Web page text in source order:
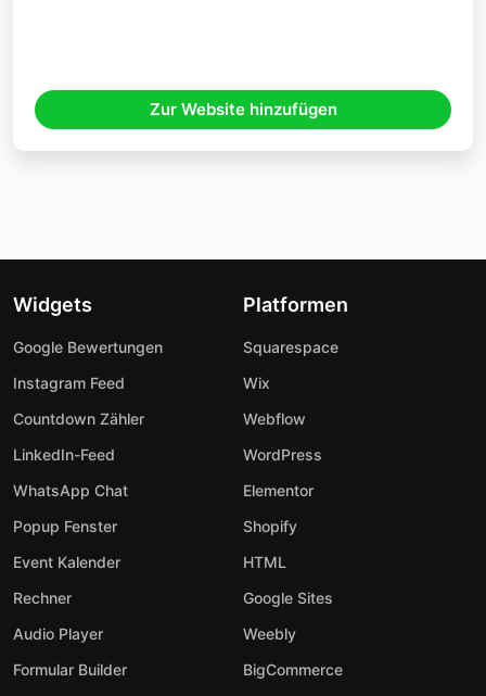
Zur Website hinzufügen
Widgets
Google Bewertungen
Instagram Feed
Countdown Zähler
LinkedIn-Feed
WhatsApp Chat
Popup Fenster
Event Kalender
Rechner
Audio Player
Formular Builder
Platformen
Squarespace
Wix
Webflow
WordPress
Elementor
Shopify
HTML
Google Sites
Weebly
BigCommerce